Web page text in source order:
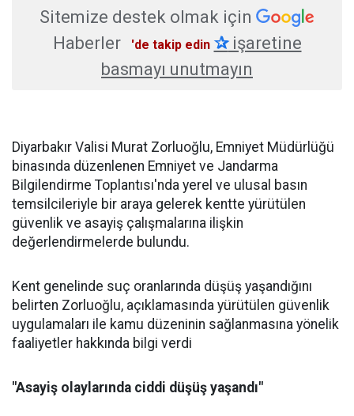
Sitemize destek olmak için
Haberler
'de takip edin ✰işaretine
basmayı unutmayın
Diyarbakır Valisi Murat Zorluoğlu, Emniyet Müdürlüğü
binasında düzenlenen Emniyet ve Jandarma
Bilgilendirme Toplantısı'nda yerel ve ulusal basın
temsilcileriyle bir araya gelerek kentte yürütülen
güvenlik ve asayiş çalışmalarına ilişkin
değerlendirmelerde bulundu.
Kent genelinde suç oranlarında düşüş yaşandığını
belirten Zorluoğlu, açıklamasında yürütülen güvenlik
uygulamaları ile kamu düzeninin sağlanmasına yönelik
faaliyetler hakkında bilgi verdi
"Asayiş olaylarında ciddi düşüş yaşandı"